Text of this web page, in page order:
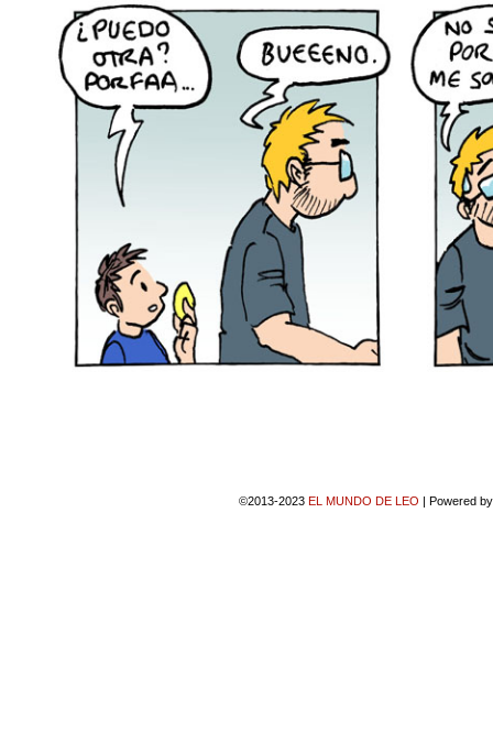
©2013-2023 EL MUNDO DE LEO | Powered